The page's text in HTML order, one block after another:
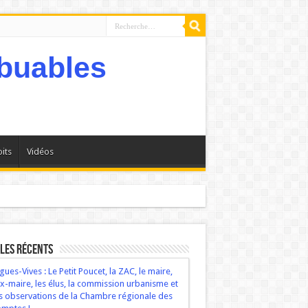
Vidéos
récents
Vives : Le Petit Poucet, la ZAC, le maire,
maire, les élus, la commission urbanisme et
observations de la Chambre régionale des